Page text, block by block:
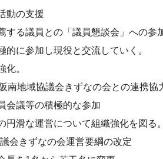
動の支援
する議員との「議員懇談会」への参
的に参加し現役と交流していく。
化。
南地域協議会きずなの会との連携協
会議等の積極的な参加
円滑な運営について組織強化を図る。
会きずなの会運営要綱の改定